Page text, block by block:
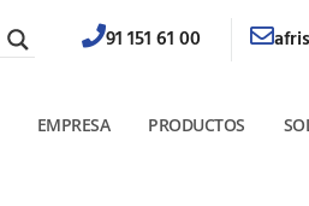
91 151 61 00
EMPRESA PRODUCTOS